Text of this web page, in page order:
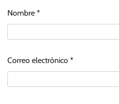
Nombre *
Correo electrónico *